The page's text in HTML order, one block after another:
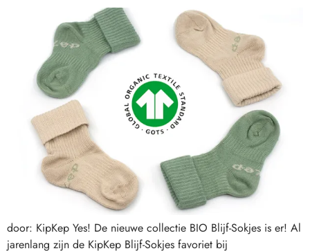
door: KipKep Yes! De nieuwe collectie BIO Blijf-Sokjes is er! Al
jarenlang zijn de KipKep Blijf-Sokjes favoriet bij